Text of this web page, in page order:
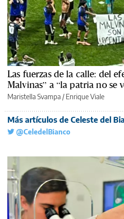
Las fuerzas de la calle: del
Malvinas” a “la patria no se
Maristella Svampa /Enrique Viale
Más artículos de Celeste del
@CeledelBianco